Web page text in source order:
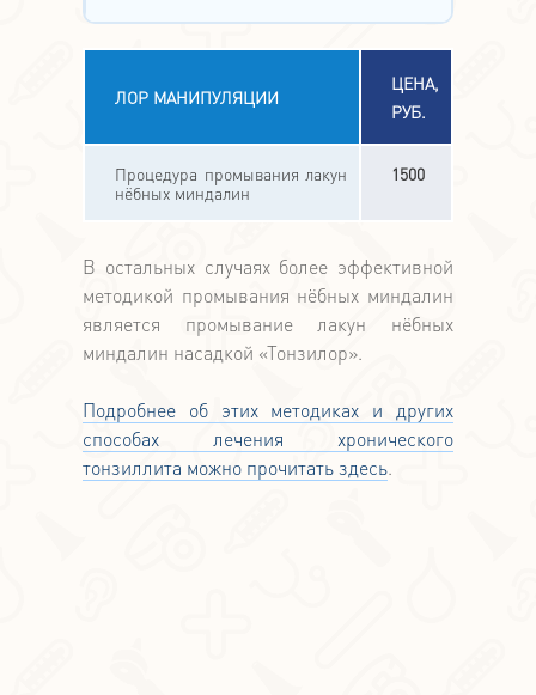
ЛОР МАНИПУЛЯЦИИ
ЦЕНА,
РУБ.
Процедура промывания лакун
нёбных миндалин
1500
В остальных случаях более эффективной
методикой промывания нёбных миндалин
является промывание лакун нёбных
миндалин насадкой «Тонзилор».
Подробнее об этих методиках и других
способах лечения хронического
тонзиллита можно прочитать здесь